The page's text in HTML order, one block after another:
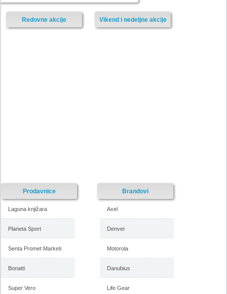
Vikend i nedeljne akcije
Redovne akcije
Prodavnice
Laguna knjižara
Planeta Sport
Senta Promet Marketi
Bonatti
Super Vero
Brandovi
Axel
Denver
Motorola
Danubius
Life Gear